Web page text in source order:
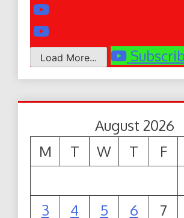
Load More...
August 2026
M
T W T F
3
4 5 6 7